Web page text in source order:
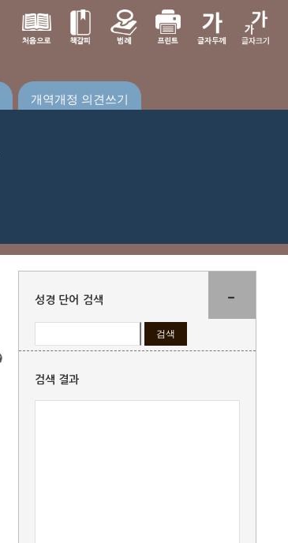
개역개정 의견쓰기
성경 단어 검색 -
검색 결과